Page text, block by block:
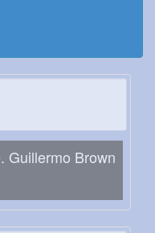
Guillermo Brown